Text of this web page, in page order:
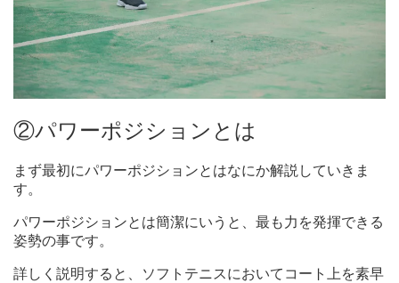
②パワーポジションとは
まず最初にパワーポジションとはなにか解説していきま
す。
パワーポジションとは簡潔にいうと、最も力を発揮できる
姿勢の事です。
詳しく説明すると、ソフトテニスにおいてコート上を素早